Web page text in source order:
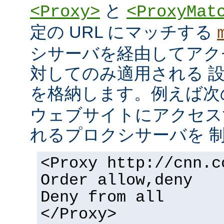
<Proxy> と
定の URL にマッチする
シサーバを経由してア
対してのみ適用される
を格納します。例えば
ウェブサイトにアクセ
れるプロクシサーバを
<Proxy http://
Order allow,deny
Deny from all
</Proxy>